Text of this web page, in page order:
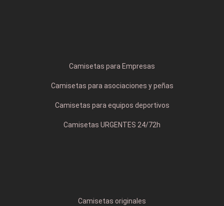
Camisetas para Empresas
Camisetas para asociaciones y peñas
Camisetas para equipos deportivos
Camisetas URGENTES 24/72h
Camisetas originales